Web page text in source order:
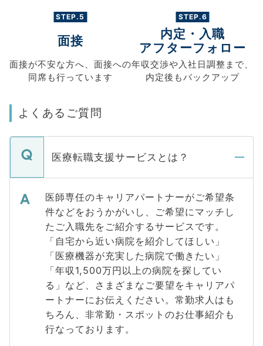
STEP.5
面接
面接が不安な方へ、 面接への
同席も行っています
STEP.6
内定・入職
アフターフォロー
年収交渉や入社日調整まで、
内定後もバックアップ
よくあるご質問
医療転職支援サービスとは？
医師専任のキャリアパートナーがご希望条
件などをおうかがいし、ご希望にマッチし
たご入職先をご紹介するサービスです。
「自宅から近い病院を紹介してほしい」
「医療機器が充実した病院で働きたい」
「年収1,500万円以上の病院を探してい
る」など、さまざまなご要望をキャリアパ
ートナーにお伝えください。常勤求人はも
ちろん、非常勤・スポットのお仕事紹介も
行なっております。